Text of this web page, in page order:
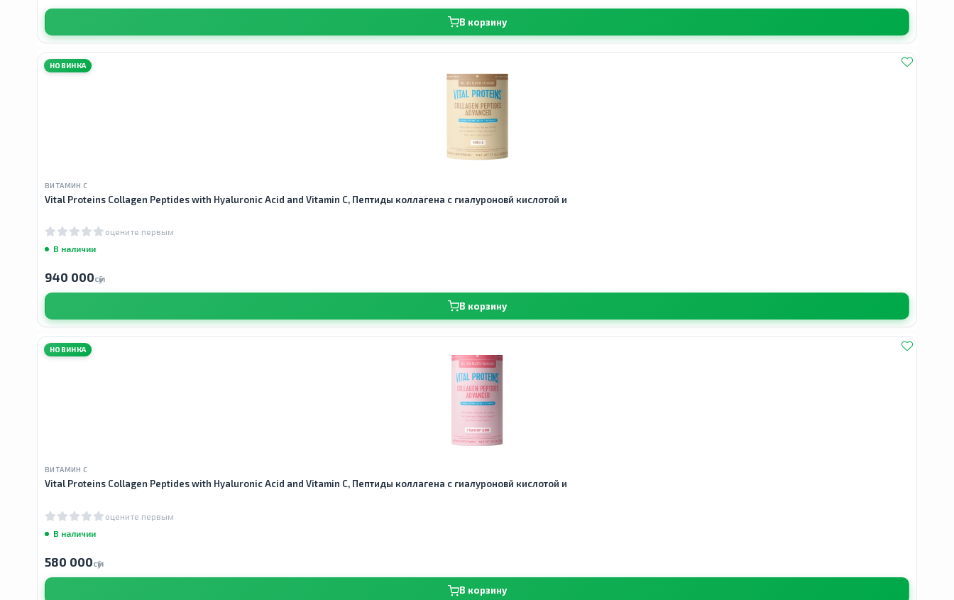
В корзину
НОВИНКА
ВИТАМИН С
Vital Proteins Collagen Peptides with Hyaluronic Acid and Vitamin C, Пептиды коллагена с гиалуроновй кислотой и
оцените первым
В наличии
940 000сӯм
В корзину
НОВИНКА
ВИТАМИН С
Vital Proteins Collagen Peptides with Hyaluronic Acid and Vitamin C, Пептиды коллагена с гиалуроновй кислотой и
оцените первым
В наличии
580 000сӯм
В корзину